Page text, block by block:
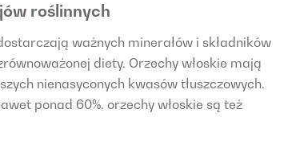
roślinnych
ważnych minerałów i składników
diety. Orzechy włoskie mają
nienasyconych kwasów tłuszczowych.
ponad 60%, orzechy włoskie są też